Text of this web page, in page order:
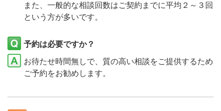
また、一般的な相談回数はご契約までに平均２～３回
という方が多いです。
予約は必要ですか？
お待たせ時間無しで、質の高い相談をご提供するため
ご予約をお勧めします。